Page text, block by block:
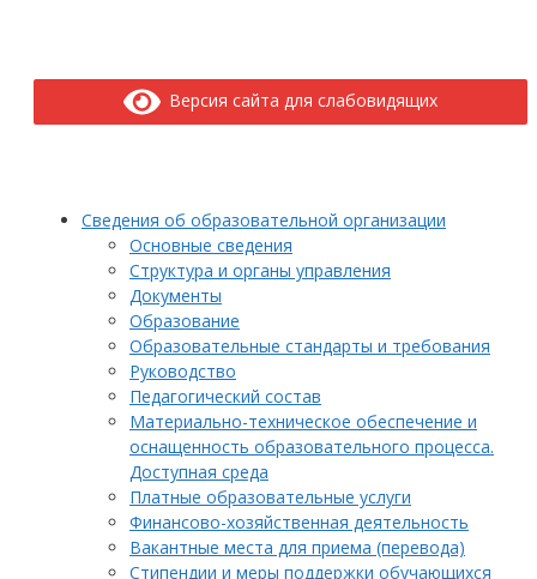
Версия сайта для слабовидящих
Сведения об образовательной организации
Основные сведения
Структура и органы управления
Документы
Образование
Образовательные стандарты и требования
Руководство
Педагогический состав
Материально-техническое обеспечение и
оснащенность образовательного процесса.
Доступная среда
Платные образовательные услуги
Финансово-хозяйственная деятельность
Вакантные места для приема (перевода)
Стипендии и меры поддержки обучающихся